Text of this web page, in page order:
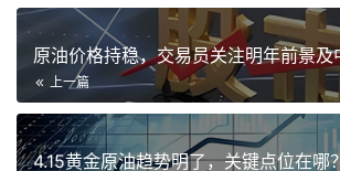
原油价格持稳，交易员关注明年前景及
上一篇